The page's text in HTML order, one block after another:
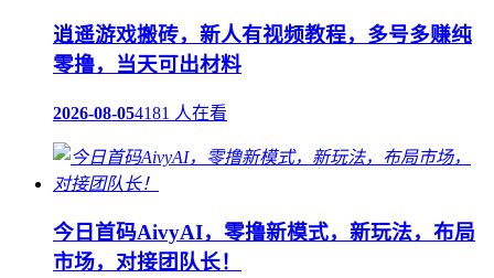
逍遥游戏搬砖，新人有视频教程，多号多赚纯
零撸，当天可出材料
2026-08-054181 人在看
今日首码AivyAI，零撸新模式，新玩法，布局
市场，对接团队长！